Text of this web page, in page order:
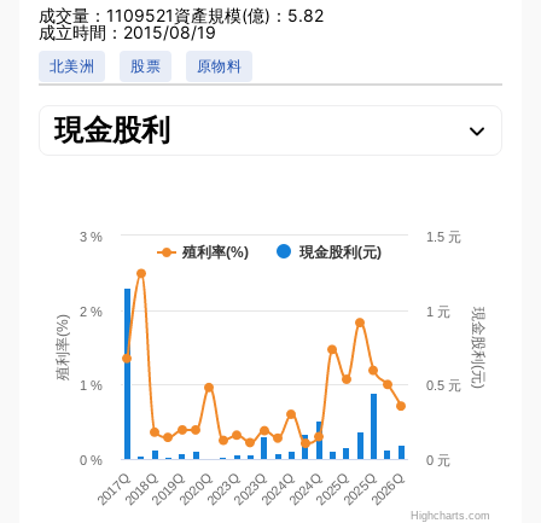
成交量：1109521資產規模(億)：5.82
成立時間：2015/08/19
北美洲 股票 原物料
現金股利
殖利率(%) 現金股利(元)
殖利率(%) 現金股利(元)
2017Q2018Q2019Q2020Q2023Q2023Q2024Q2024Q2025Q2025Q2026Q
0 %
1 %
2 %
3 %
0 元
0.5 元
1 元
1.5 元
Highcharts.com